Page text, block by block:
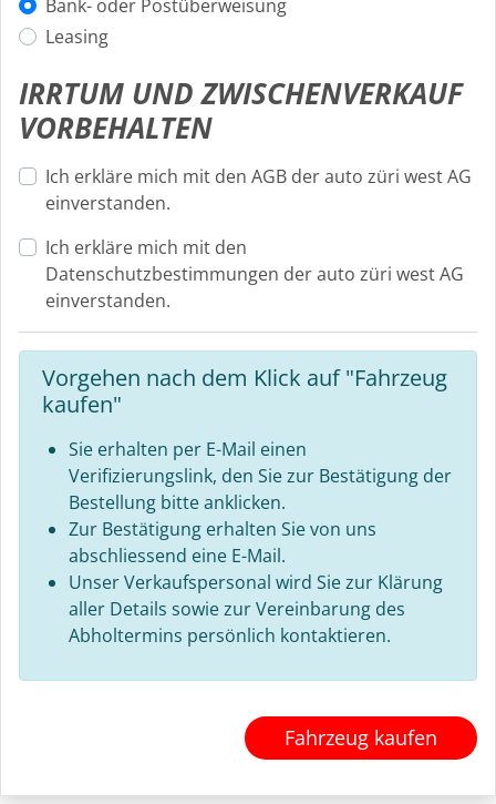
Bank- oder Postüberweisung
Leasing
IRRTUM UND ZWISCHENVERKAUF
VORBEHALTEN
Ich erkläre mich mit den AGB der auto züri west AG
einverstanden.
Ich erkläre mich mit den
Datenschutzbestimmungen der auto züri west AG
einverstanden.
Vorgehen nach dem Klick auf "Fahrzeug
kaufen"
Sie erhalten per E-Mail einen
Verifizierungslink, den Sie zur Bestätigung der
Bestellung bitte anklicken.
Zur Bestätigung erhalten Sie von uns
abschliessend eine E-Mail.
Unser Verkaufspersonal wird Sie zur Klärung
aller Details sowie zur Vereinbarung des
Abholtermins persönlich kontaktieren.
Fahrzeug kaufen